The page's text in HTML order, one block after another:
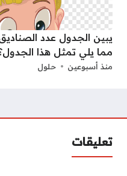
يبين الجدول عدد
مما يلي تمثل هذا
منذ أسبوعين حلول
تعليقات